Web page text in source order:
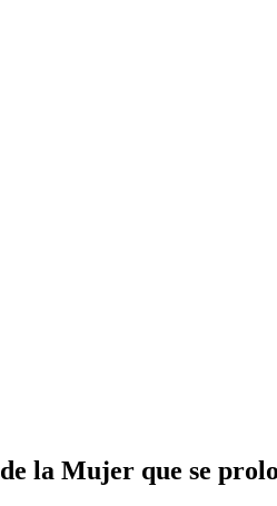
la Mujer que se